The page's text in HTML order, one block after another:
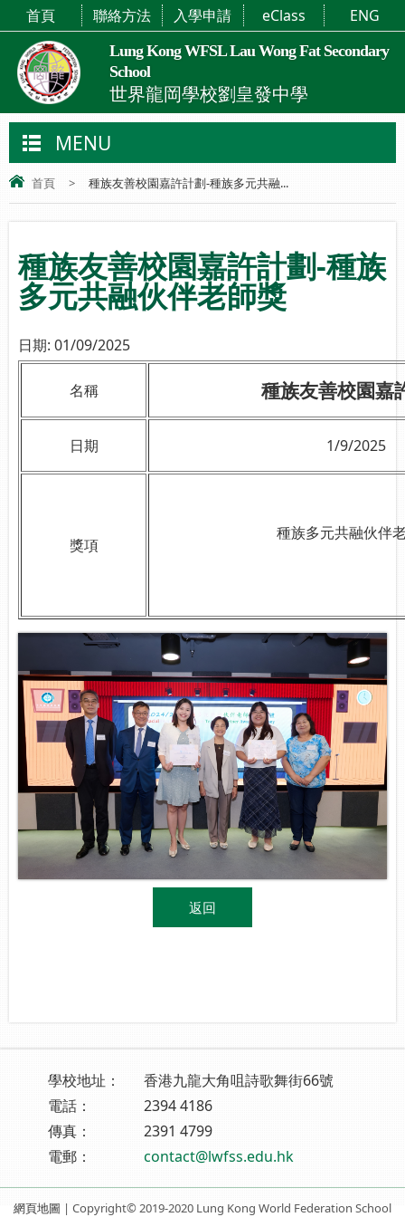
Lung Kong WFSL Lau Wong Fat Secondary
School
世界龍岡學校劉皇發中學
首頁 聯絡方法 入學申請 eClass ENG
MENU
首頁 > 種族友善校園嘉許計劃-種族多元共融...
種族友善校園嘉許計劃-種族
多元共融伙伴老師獎
日期: 01/09/2025
名稱 種族友善校園嘉
日期 1/9/2025
獎項
種族多元共融伙伴
返回
學校地址：
香港九龍大角咀詩歌舞街66號
電話：
2394 4186
傳真：
2391 4799
電郵：
contact@lwfss.edu.hk
網頁地圖 | Copyright© 2019-2020 Lung Kong World Federation School